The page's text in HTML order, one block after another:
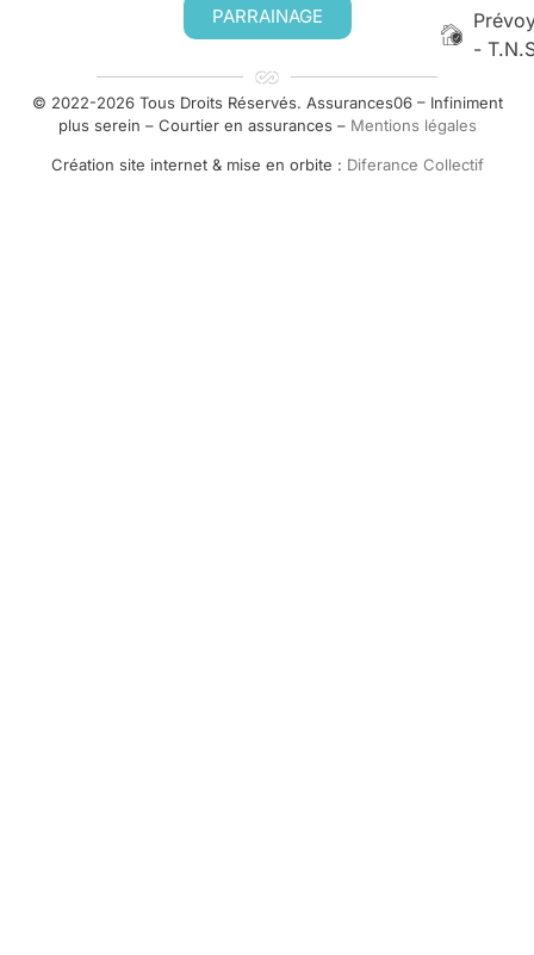
PARRAINAGE
-
© 2022-2026 Tous Droits Réservés. Assurances06 – Infiniment
plus serein – Courtier en assurances – Mentions légales
Création site internet & mise en orbite : Diferance Collectif